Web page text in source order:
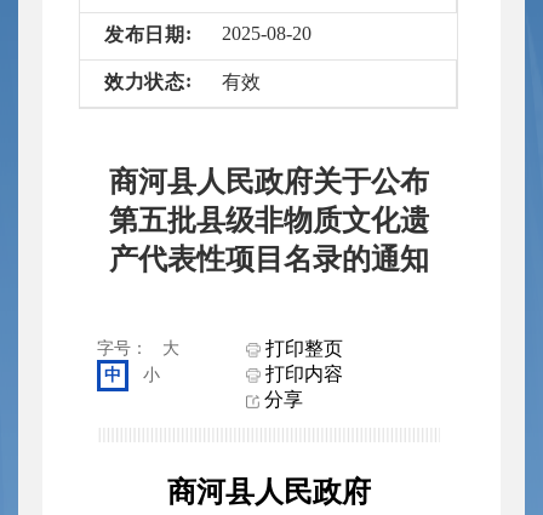
发布 日 期 2025-08-20
效力状态 有效
商河县人民政府关于公布
第五批县级非物质文化遗
产代表性项目名录的通知
字号：
大
中
小
打印整页
打印内容
分享
商河县人民政府